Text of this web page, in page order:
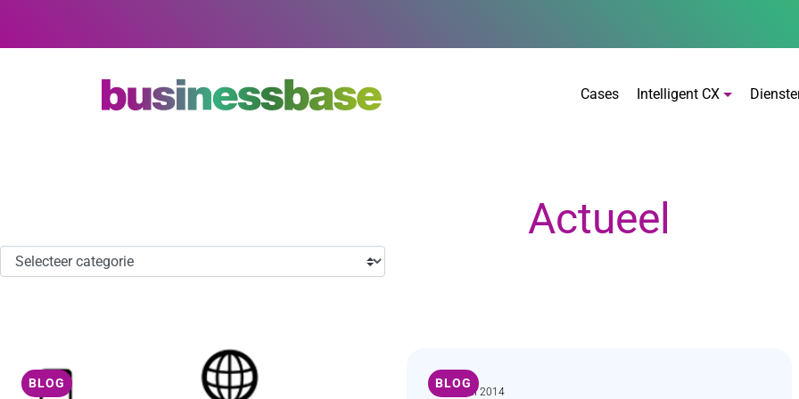
Cases Intelligent CX
Zoeken
Actueel
BLOG BLOG
23 JUNI 2014